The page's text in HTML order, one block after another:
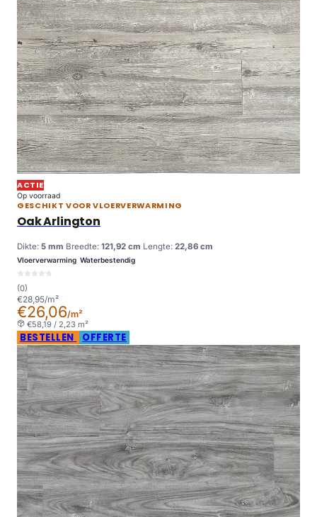
ACTIE
Op voorraad
GESCHIKT VOOR VLOERVERWARMING
Oak Arlington
Dikte: 5 mm Breedte: 121,92 cm Lengte: 22,86 cm
Vloerverwarming Waterbestendig
(0)
€28,95/m²
€26,06/m²
€58,19 / 2,23 m²
BESTELLEN OFFERTE